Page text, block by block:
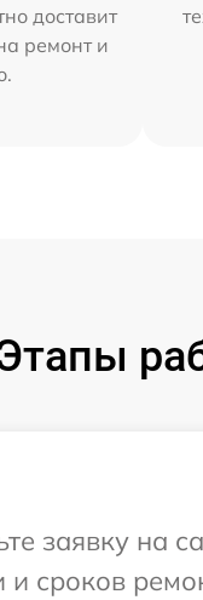
доставит
ремонт и
заявку на
сроков